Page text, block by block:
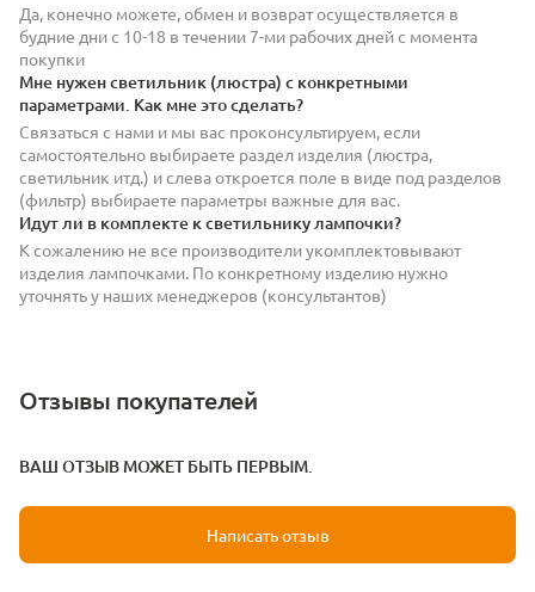
Да, конечно можете, обмен и возврат осуществляется в
будние дни с 10-18 в течении 7-ми рабочих дней с момента
покупки
Мне нужен светильник (люстра) с конкретными
параметрами. Как мне это сделать?
Связаться с нами и мы вас проконсультируем, если
самостоятельно выбираете раздел изделия (люстра,
светильник итд.) и слева откроется поле в виде под разделов
(фильтр) выбираете параметры важные для вас.
Идут ли в комплекте к светильнику лампочки?
К сожалению не все производители укомплектовывают
изделия лампочками. По конкретному изделию нужно
уточнять у наших менеджеров (консультантов)
Отзывы покупателей
ВАШ ОТЗЫВ МОЖЕТ БЫТЬ ПЕРВЫМ.
Написать отзыв